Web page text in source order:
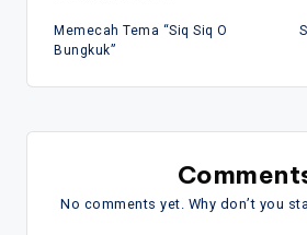
navigation
Memecah Tema “Siq Siq O
Bungkuk”
No comments yet. Why don’t you